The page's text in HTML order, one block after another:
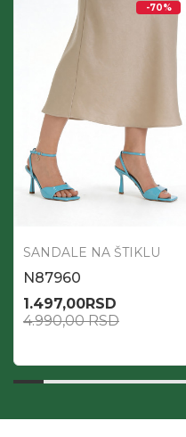
-70%
SANDALE NA ŠTIKLU
N87960
1.497,00RSD
4.990,00RSD